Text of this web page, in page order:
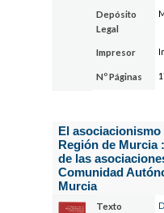
Depósito
Legal
Impresor
Nº Páginas
El
Región de Murcia
de las
Comunidad
Murcia
Texto